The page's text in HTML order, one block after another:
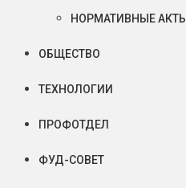
НОРМАТИВНЫЕ АКТЫ
ОБЩЕСТВО
ТЕХНОЛОГИИ
ПРОФОТДЕЛ
ФУД-СОВЕТ